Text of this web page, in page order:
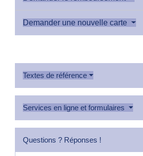
Demander une nouvelle carte
Textes de référence
Services en ligne et formulaires
Questions ? Réponses !